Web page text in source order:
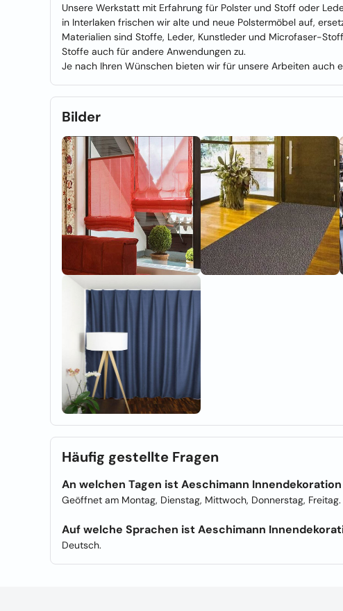
Unsere Werkstatt mit Erfahrung für Polster und Stoff oder
in Interlaken frischen wir alte und neue Polstermöbel auf,
Materialien sind Stoffe, Leder, Kunstleder und Microfaser-
Stoffe auch für andere Anwendungen zu.
Je nach Ihren Wünschen bieten wir für unsere Arbeiten auch
Bilder
Häufig gestellte Fragen
An welchen Tagen ist Aeschimann
Geöffnet am Montag, Dienstag, Mittwoch, Donnerstag, Freitag.
Auf welche Sprachen ist Aeschimann
Deutsch.